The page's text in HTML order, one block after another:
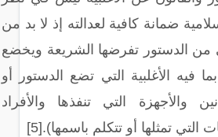
ضمانة كافية لعدالته إذ لا بد من
من الدستور تفرضها الشريعة ويخضع
فيه الأغلبية التي تضع الدستور أو
والأجهزة التي تنفذها والأفراد
التي تمثلها أو تتكلم باسمها).[5]